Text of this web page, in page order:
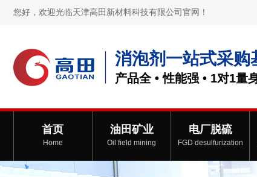
您好，欢迎光临天津高田新材料科技有限公司官网！
消泡剂一站式采购
产品全 • 性能强 • 1对1量
首页
Home
油田矿业
Oil field mining
电厂脱硫
FGD desulfurization